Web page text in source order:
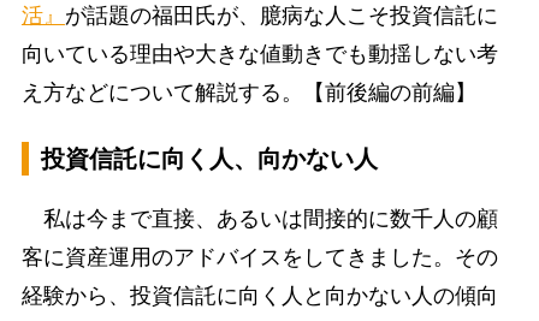
活』 が話題の福田氏が、臆病な人こそ投資信託に
向いている理由や大きな値動きでも動揺しない考
え方などについて解説する。【前後編の前編】
投資信託に向く人、向かない人
私は今まで直接、あるいは間接的に数千人の顧
客に資産運用のアドバイスをしてきました。その
経験から、投資信託に向く人と向かない人の傾向